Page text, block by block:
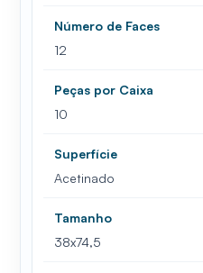
Número de Faces
12
Peças por Caixa
10
Superfície
Acetinado
Tamanho
38x74,5